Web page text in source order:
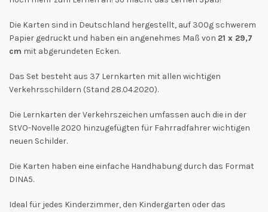
Die Karten sind in Deutschland hergestellt, auf 300g schwerem
Papier gedruckt und haben ein angenehmes Maß von 21 x 29,7
cm mit abgerundeten Ecken.
Das Set besteht aus 37 Lernkarten mit allen wichtigen
Verkehrsschildern (Stand 28.04.2020).
Die Lernkarten der Verkehrszeichen umfassen auch die in der
StVO-Novelle 2020 hinzugefügten für Fahrradfahrer wichtigen
neuen Schilder.
Die Karten haben eine einfache Handhabung durch das Format
DINA5.
Ideal für jedes Kinderzimmer, den Kindergarten oder das